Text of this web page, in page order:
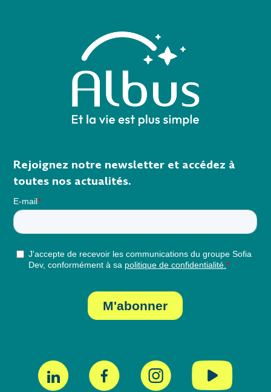
Rejoignez notre newsletter et accédez à
toutes nos actualités.